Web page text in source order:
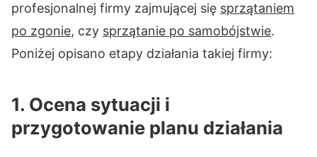
profesjonalnej firmy zajmującej się sprzątaniem
po zgonie, czy sprzątanie po samobójstwie.
Poniżej opisano etapy działania takiej firmy:
1. Ocena sytuacji i
przygotowanie planu działania